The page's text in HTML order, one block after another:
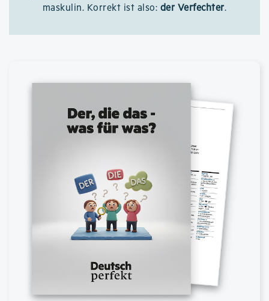
maskulin. Korrekt ist also: der Verfechter.